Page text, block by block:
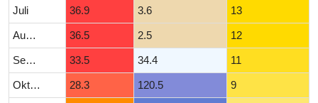
Juli 36.9 3.6 13
August 36.5 2.5 12
September 33.5 34.4 11
Oktober 28.3 120.5 9